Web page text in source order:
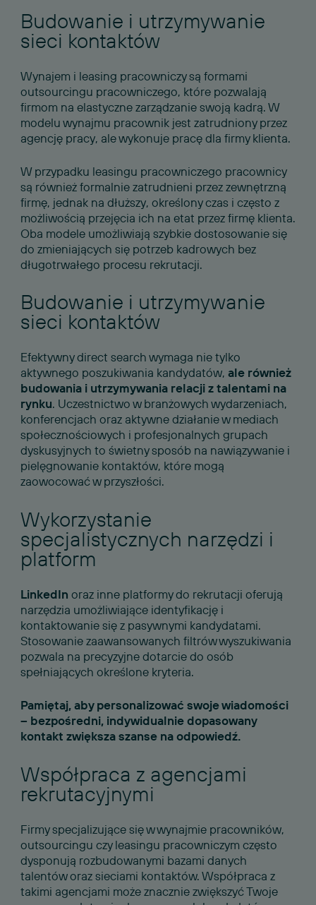
Budowanie i utrzymywanie
sieci kontaktów
Wynajem i leasing pracowniczy są formami
outsourcingu pracowniczego, które pozwalają
firmom na elastyczne zarządzanie swoją kadrą. W
modelu wynajmu pracownik jest zatrudniony przez
agencję pracy, ale wykonuje pracę dla firmy klienta.
W przypadku leasingu pracowniczego pracownicy
są również formalnie zatrudnieni przez zewnętrzną
firmę, jednak na dłuższy, określony czas i często z
możliwością przejęcia ich na etat przez firmę klienta.
Oba modele umożliwiają szybkie dostosowanie się
do zmieniających się potrzeb kadrowych bez
długotrwałego procesu rekrutacji.
Budowanie i utrzymywanie
sieci kontaktów
Efektywny direct search wymaga nie tylko
aktywnego poszukiwania kandydatów, ale również
budowania i utrzymywania relacji z talentami na
rynku. Uczestnictwo w branżowych wydarzeniach,
konferencjach oraz aktywne działanie w mediach
społecznościowych i profesjonalnych grupach
dyskusyjnych to świetny sposób na nawiązywanie i
pielęgnowanie kontaktów, które mogą
zaowocować w przyszłości.
Wykorzystanie
specjalistycznych narzędzi i
platform
LinkedIn oraz inne platformy do rekrutacji oferują
narzędzia umożliwiające identyfikację i
kontaktowanie się z pasywnymi kandydatami.
Stosowanie zaawansowanych filtrów wyszukiwania
pozwala na precyzyjne dotarcie do osób
spełniających określone kryteria.
Pamiętaj, aby personalizować swoje wiadomości
– bezpośredni, indywidualnie dopasowany
kontakt zwiększa szanse na odpowiedź.
Współpraca z agencjami
rekrutacyjnymi
Firmy specjalizujące się w wynajmie pracowników,
outsourcingu czy leasingu pracowniczym często
dysponują rozbudowanymi bazami danych
talentów oraz sieciami kontaktów. Współpraca z
takimi agencjami może znacznie zwiększyć Twoje